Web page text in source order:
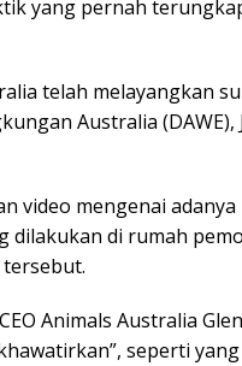
yang pernah
telah melayangkan
Australia
video mengenai
dilakukan di rumah
tersebut.
Animals Australia
seperti